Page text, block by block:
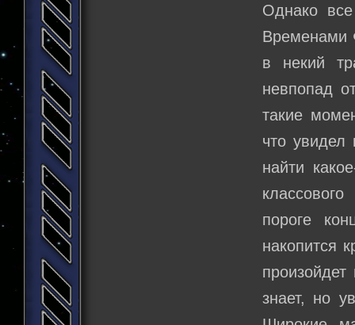
Однако
Временами
в некий
невпопад
такие
что увидел
найти
пороге
накопится
знает, но